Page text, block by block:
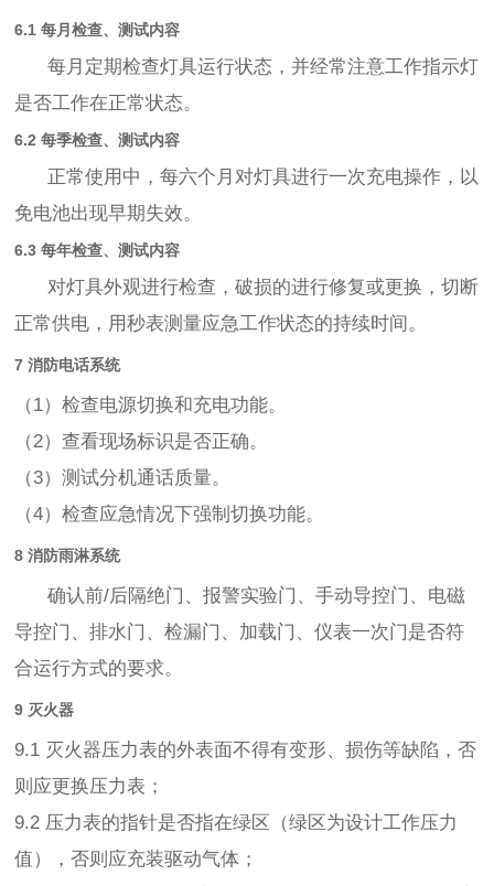
6.1 每月检查、测试内容
每月定期检查灯具运行状态，并经常注意工作指示灯
是否工作在正常状态。
6.2 每季检查、测试内容
正常使用中，每六个月对灯具进行一次充电操作，以
免电池出现早期失效。
6.3 每年检查、测试内容
对灯具外观进行检查，破损的进行修复或更换，切断
正常供电，用秒表测量应急工作状态的持续时间。
7 消防电话系统
（1）检查电源切换和充电功能。
（2）查看现场标识是否正确。
（3）测试分机通话质量。
（4）检查应急情况下强制切换功能。
8 消防雨淋系统
确认前/后隔绝门、报警实验门、手动导控门、电磁
导控门、排水门、检漏门、加载门、仪表一次门是否符
合运行方式的要求。
9 灭火器
9.1 灭火器压力表的外表面不得有变形、损伤等缺陷，否
则应更换压力表；
9.2 压力表的指针是否指在绿区（绿区为设计工作压力
值），否则应充装驱动气体；